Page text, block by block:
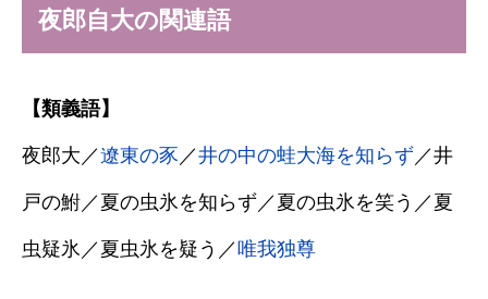
夜郎自大の関連語
【類義語】
夜郎大／遼東の豕 ／井の中の蛙大海を知らず／井
戸の鮒／夏の虫氷を知らず／夏の虫氷を笑う／夏
虫疑氷／夏虫氷を疑う／唯我独尊